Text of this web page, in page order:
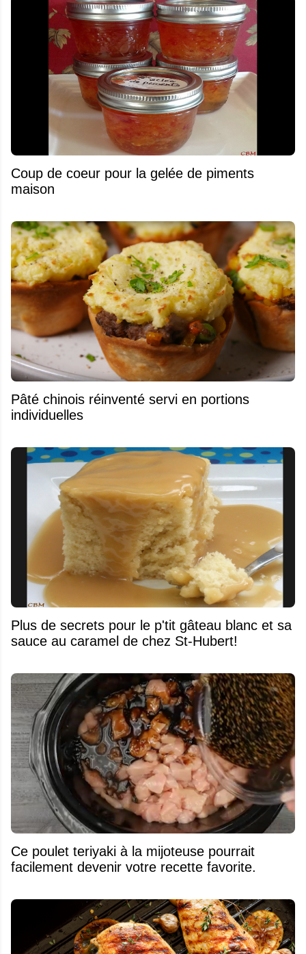
Coup de coeur pour la gelée de piments
maison
Pâté chinois réinventé servi en portions
individuelles
Plus de secrets pour le p'tit gâteau blanc et sa
sauce au caramel de chez St-Hubert!
Ce poulet teriyaki à la mijoteuse pourrait
facilement devenir votre recette favorite.